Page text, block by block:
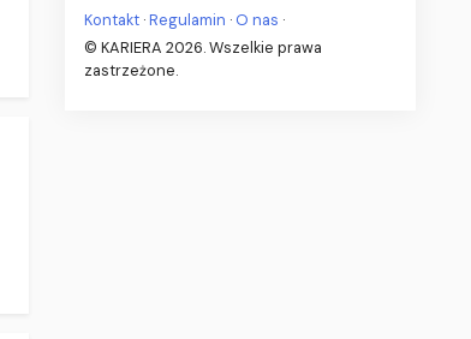
Kontakt ·Regulamin · O nas ·
© KARIERA 2026. Wszelkie prawa
zastrzeżone.